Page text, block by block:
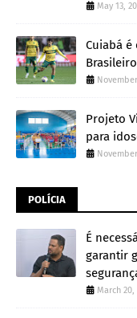
May 13,
Cuiabá
Projeto
para
POLÍCIA
É
garantir
March 20,